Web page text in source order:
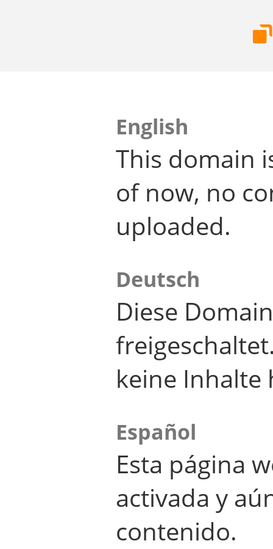
English
This domain
of now, no
uploaded.
Deutsch
Diese
keine Inhalte
Español
Esta página
activada y
contenido.